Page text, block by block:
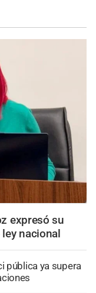
expresó su
nacional
pública ya supera